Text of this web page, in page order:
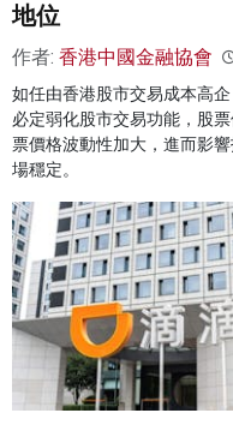
地位
作者: 香港中國金融協會
如任由香港股市交易成本高企
必定弱化股市交易功能，股
票價格波動性加大，進而影
場穩定。